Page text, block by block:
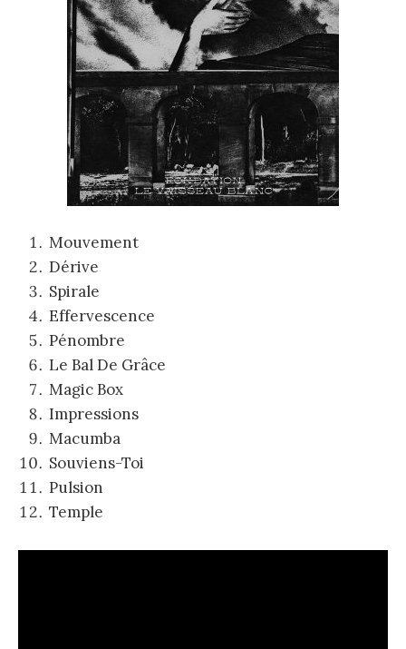
Mouvement
Dérive
Spirale
Effervescence
Pénombre
Le Bal De Grâce
Magic Box
Impressions
Macumba
Souviens-Toi
Pulsion
Temple